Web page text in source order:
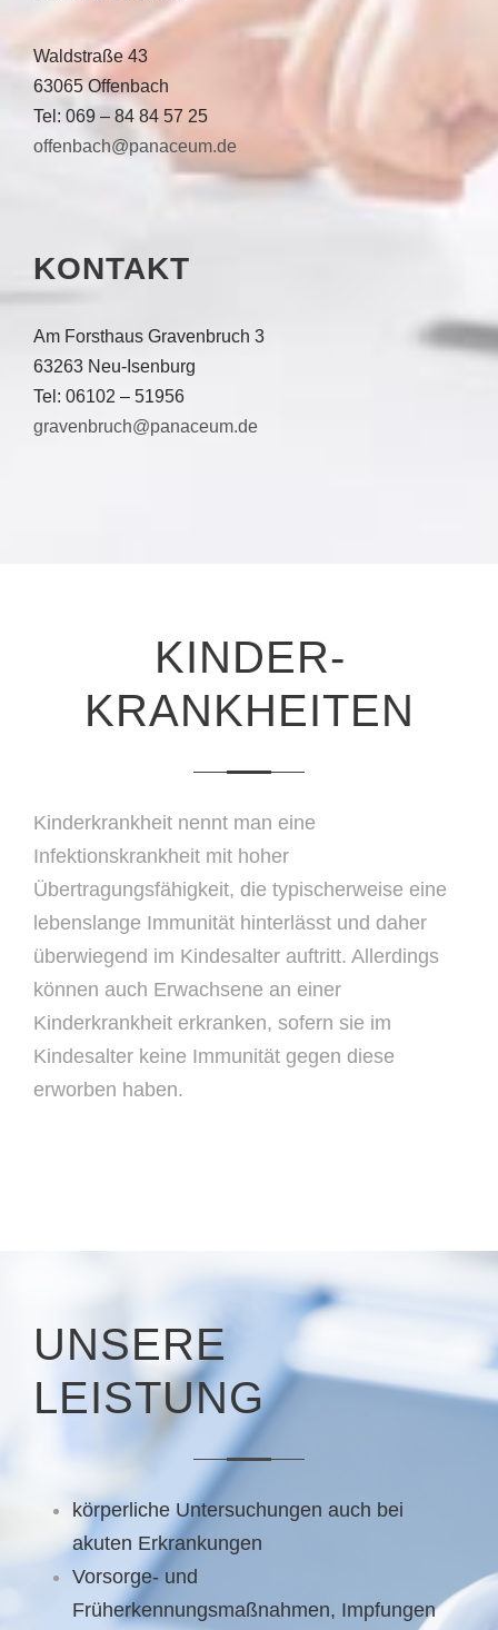
Waldstraße 43
63065 Offenbach
Tel: 069 – 84 84 57 25
offenbach@panaceum.de
KONTAKT
Am Forsthaus Gravenbruch 3
63263 Neu-Isenburg
Tel: 06102 – 51956
gravenbruch@panaceum.de
KINDER­
KRANKHEITEN
Kinderkrankheit nennt man eine
Infektionskrankheit mit hoher
Übertragungsfähigkeit, die typischerweise eine
lebenslange Immunität hinterlässt und daher
überwiegend im Kindesalter auftritt. Allerdings
können auch Erwachsene an einer
Kinderkrankheit erkranken, sofern sie im
Kindesalter keine Immunität gegen diese
erworben haben.
UNSERE
LEISTUNG
körperliche Untersuchungen auch bei
akuten Erkrankungen
Vorsorge- und
Früherkennungsmaßnahmen, Impfungen